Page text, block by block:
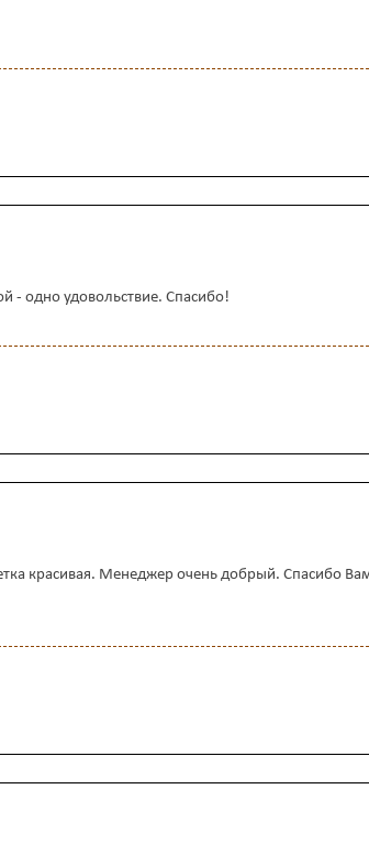
- одно удовольствие. Спасибо!
красивая. Менеджер очень добрый. Спасибо